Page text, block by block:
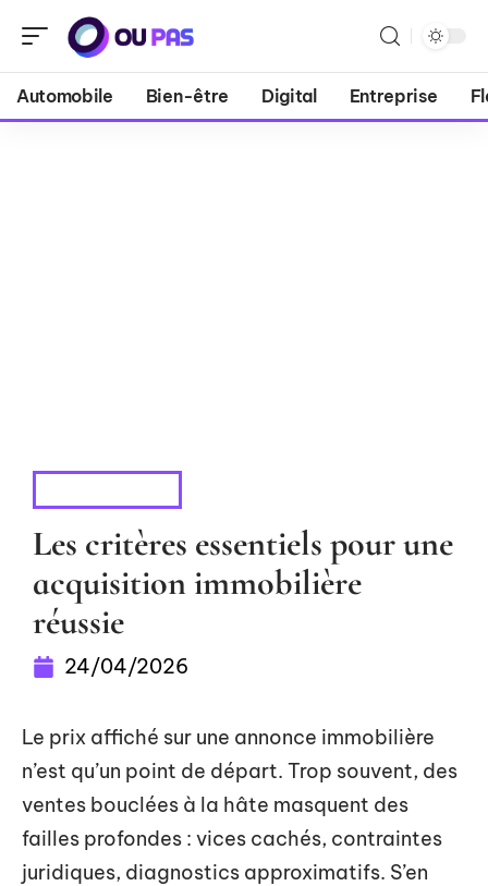
Automobile Bien-être Digital Entreprise
Les critères essentiels pour une
acquisition immobilière
réussie
24/04/2026
Le prix affiché sur une annonce immobilière
n’est qu’un point de départ. Trop souvent, des
ventes bouclées à la hâte masquent des
failles profondes : vices cachés, contraintes
juridiques, diagnostics approximatifs. S’en